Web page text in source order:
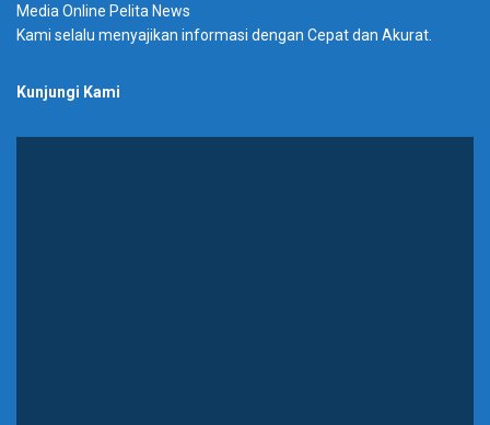
Media Online Pelita News
Kami selalu menyajikan informasi dengan Cepat dan Akurat.
Kunjungi Kami